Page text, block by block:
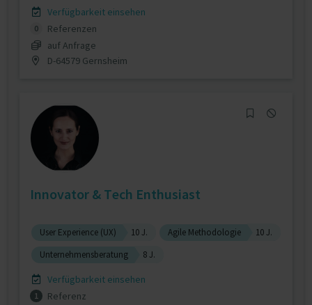
Verfügbarkeit einsehen
0
Referenzen
auf Anfrage
D-64579 Gernsheim
Innovator & Tech Enthusiast
User Experience (UX) 10 J. Agile Methodologie
10 J.
Unternehmensberatung
8 J.
Verfügbarkeit einsehen
1
Referenz